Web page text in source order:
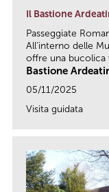
Il Bastione
Passeggiate
All’interno delle
offre una bucolica
Bastione
05/11/2025
Visita guidata